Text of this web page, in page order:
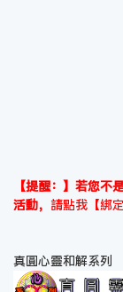
【提醒：】若您
活動， 請點我【綁
真圓心靈和解系列